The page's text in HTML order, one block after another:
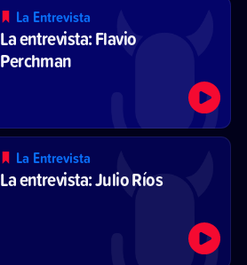
La Entrevista
La entrevista: Flavio
Perchman
La Entrevista
La entrevista: Julio Ríos